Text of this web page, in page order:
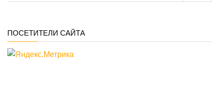
ПОСЕТИТЕЛИ САЙТА